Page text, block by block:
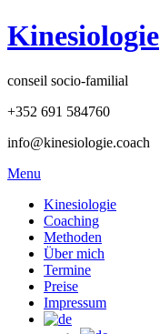
Kinesiologie
conseil socio-familial
+352 691 584760
info@kinesiologie.coach
Menu
Kinesiologie
Coaching
Methoden
Über mich
Termine
Preise
Impressum